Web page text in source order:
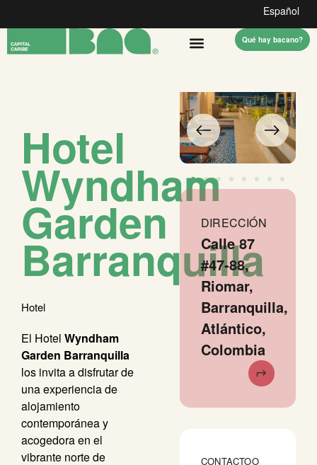
Español
Qué hay bacano?
Hotel
Wyndham
Garden
Barranquilla
Hotel
El Hotel Wyndham
Garden Barranquilla
los invita a disfrutar de
una experiencia de
alojamiento
contemporánea y
acogedora en el
vibrante norte de
DIRECCIÓN
Calle 87
#47-88,
Riomar,
Barranquilla,
Atlántico,
Colombia
CONTACTOO